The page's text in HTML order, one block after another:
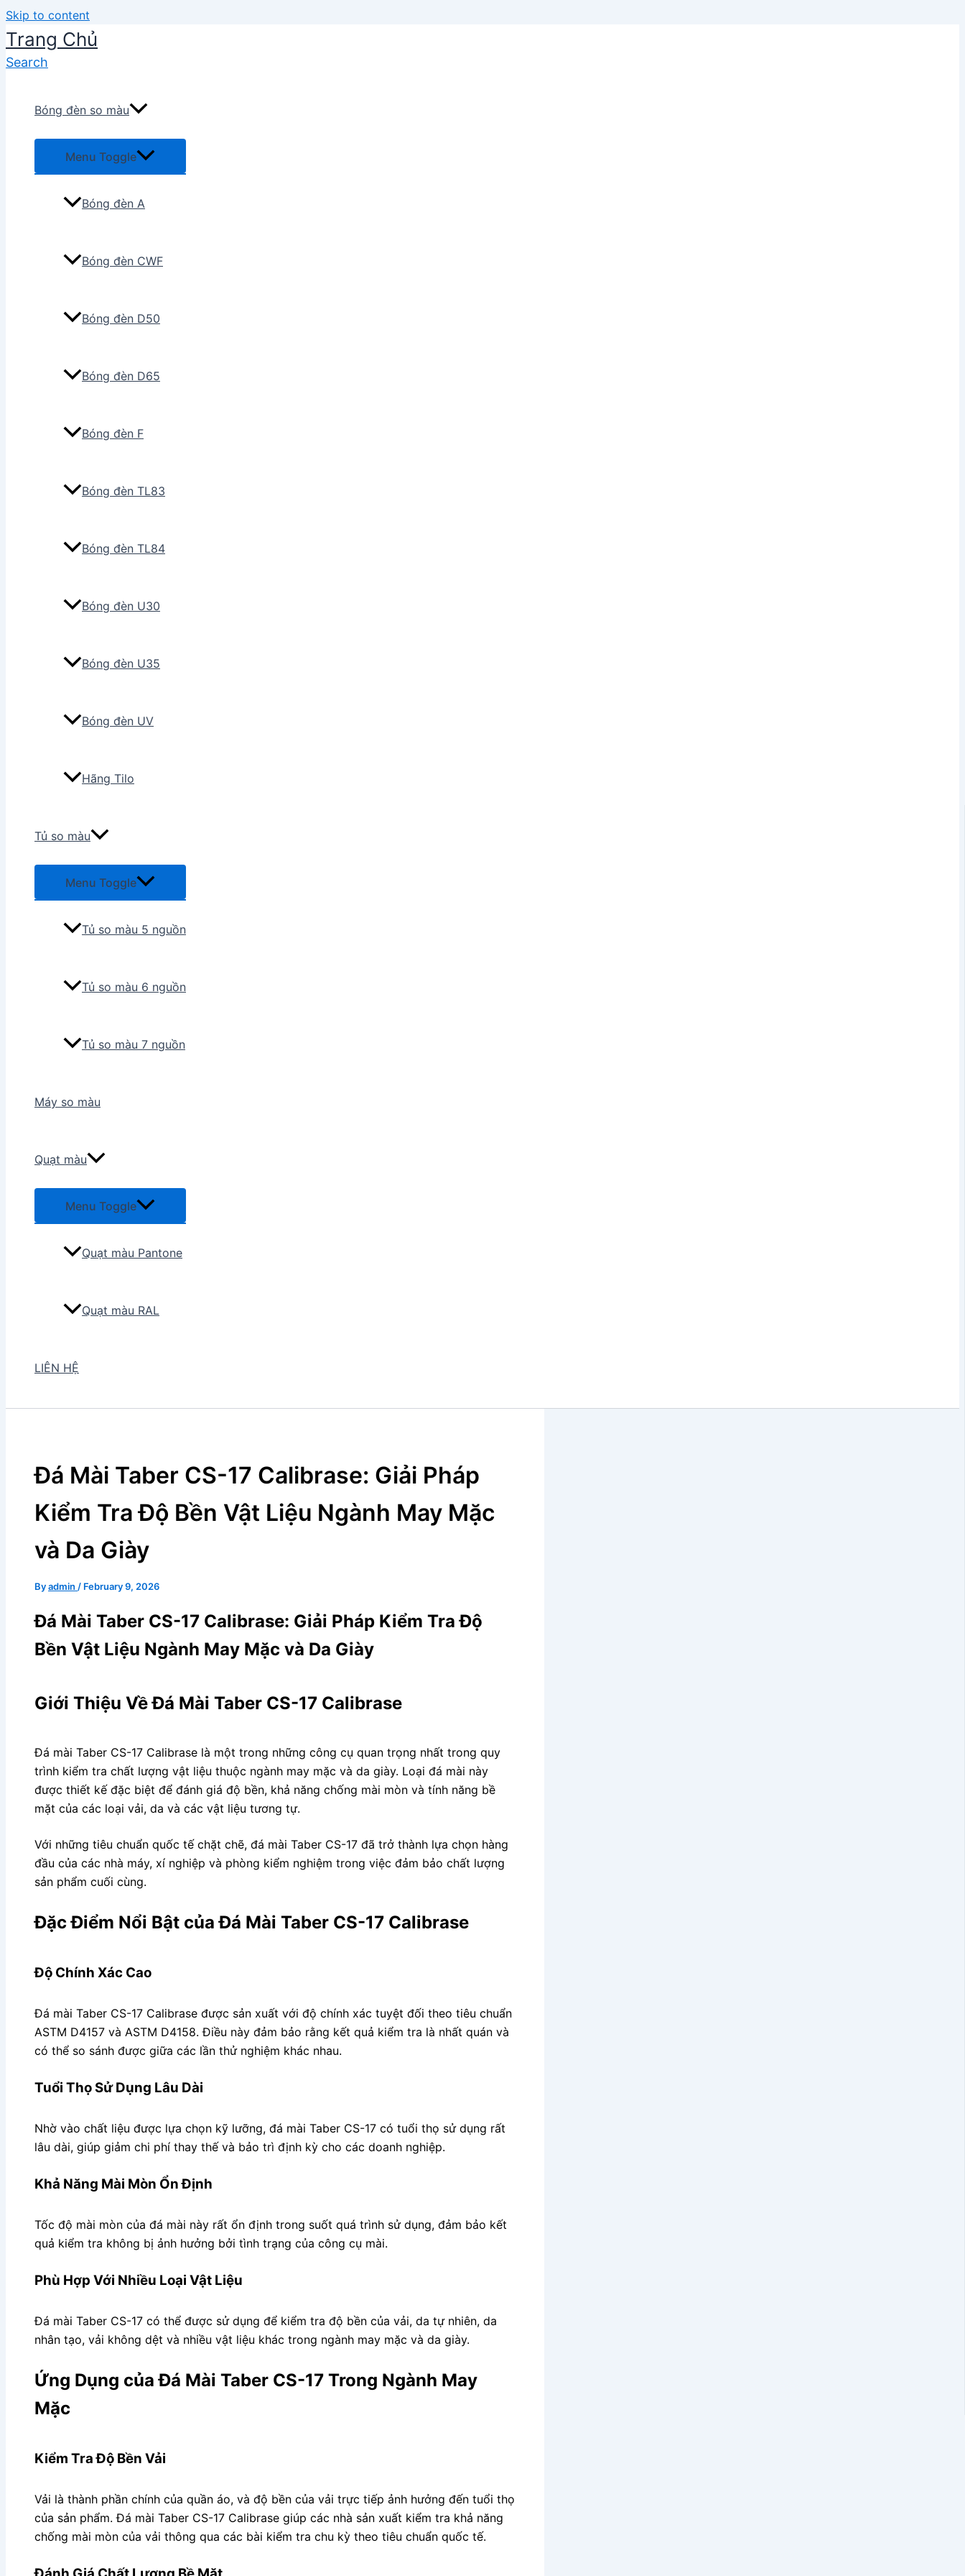
Skip to content
Trang Chủ
Search
Bóng đèn so màu
Menu Toggle
Bóng đèn A
Bóng đèn CWF
Bóng đèn D50
Bóng đèn D65
Bóng đèn F
Bóng đèn TL83
Bóng đèn TL84
Bóng đèn U30
Bóng đèn U35
Bóng đèn UV
Hãng Tilo
Tủ so màu
Menu Toggle
Tủ so màu 5 nguồn
Tủ so màu 6 nguồn
Tủ so màu 7 nguồn
Máy so màu
Quạt màu
Menu Toggle
Quạt màu Pantone
Quạt màu RAL
LIÊN HỆ
Đá Mài Taber CS-17 Calibrase: Giải Pháp
Kiểm Tra Độ Bền Vật Liệu Ngành May Mặc
và Da Giày
Byadmin / February 9, 2026
Đá Mài Taber CS-17 Calibrase: Giải Pháp Kiểm Tra Độ
Bền Vật Liệu Ngành May Mặc và Da Giày
Giới Thiệu Về Đá Mài Taber CS-17 Calibrase
Đá mài Taber CS-17 Calibrase là một trong những công cụ quan trọng nhất trong quy
trình kiểm tra chất lượng vật liệu thuộc ngành may mặc và da giày. Loại đá mài này
được thiết kế đặc biệt để đánh giá độ bền, khả năng chống mài mòn và tính năng bề
mặt của các loại vải, da và các vật liệu tương tự.
Với những tiêu chuẩn quốc tế chặt chẽ, đá mài Taber CS-17 đã trở thành lựa chọn hàng
đầu của các nhà máy, xí nghiệp và phòng kiểm nghiệm trong việc đảm bảo chất lượng
sản phẩm cuối cùng.
Đặc Điểm Nổi Bật của Đá Mài Taber CS-17 Calibrase
Độ Chính Xác Cao
Đá mài Taber CS-17 Calibrase được sản xuất với độ chính xác tuyệt đối theo tiêu chuẩn
ASTM D4157 và ASTM D4158. Điều này đảm bảo rằng kết quả kiểm tra là nhất quán và
có thể so sánh được giữa các lần thử nghiệm khác nhau.
Tuổi Thọ Sử Dụng Lâu Dài
Nhờ vào chất liệu được lựa chọn kỹ lưỡng, đá mài Taber CS-17 có tuổi thọ sử dụng rất
lâu dài, giúp giảm chi phí thay thế và bảo trì định kỳ cho các doanh nghiệp.
Khả Năng Mài Mòn Ổn Định
Tốc độ mài mòn của đá mài này rất ổn định trong suốt quá trình sử dụng, đảm bảo kết
quả kiểm tra không bị ảnh hưởng bởi tình trạng của công cụ mài.
Phù Hợp Với Nhiều Loại Vật Liệu
Đá mài Taber CS-17 có thể được sử dụng để kiểm tra độ bền của vải, da tự nhiên, da
nhân tạo, vải không dệt và nhiều vật liệu khác trong ngành may mặc và da giày.
Ứng Dụng của Đá Mài Taber CS-17 Trong Ngành May
Mặc
Kiểm Tra Độ Bền Vải
Vải là thành phần chính của quần áo, và độ bền của vải trực tiếp ảnh hưởng đến tuổi thọ
của sản phẩm. Đá mài Taber CS-17 Calibrase giúp các nhà sản xuất kiểm tra khả năng
chống mài mòn của vải thông qua các bài kiểm tra chu kỳ theo tiêu chuẩn quốc tế.